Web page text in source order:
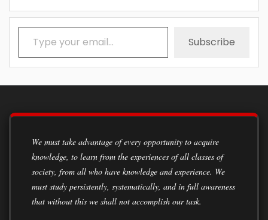
Type your email…
Subscribe
We must take advantage of every opportunity to acquire
knowledge, to learn from the experiences of all classes of
society, from all who have knowledge and experience. We
must study persistently, systematically, and in full awareness
that without this we shall not accomplish our task.